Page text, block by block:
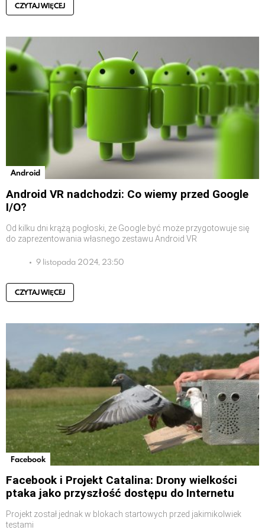
CZYTAJ WIĘCEJ
Android
Android VR nadchodzi: Co wiemy przed Google
I/O?
Od kilku dni krążą pogłoski, że Google być może przygotowuje się
do zaprezentowania własnego zestawu Android VR
9 listopada 2024, 23:50
CZYTAJ WIĘCEJ
Facebook
Facebook i Projekt Catalina: Drony wielkości
ptaka jako przyszłość dostępu do Internetu
Projekt został jednak w blokach startowych przed jakimikolwiek
testami